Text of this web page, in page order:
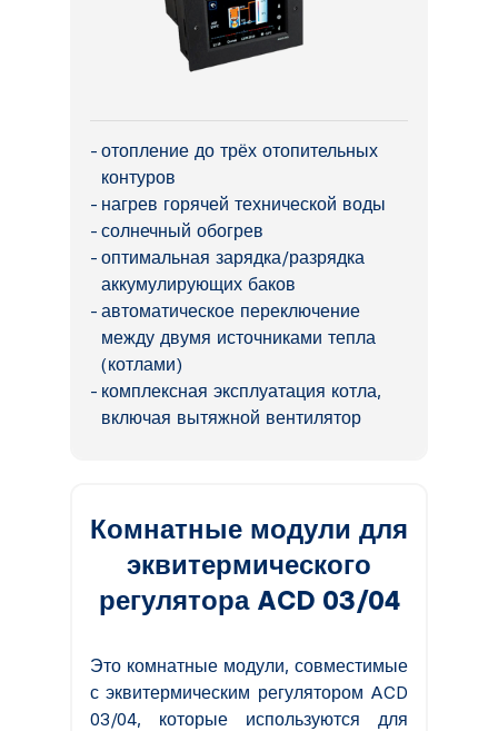
отопление до трёх отопительных
контуров
нагрев горячей технической воды
солнечный обогрев
оптимальная зарядка/разрядка
аккумулирующих баков
автоматическое переключение
между двумя источниками тепла
(котлами)
комплексная эксплуатация котла,
включая вытяжной вентилятор
Комнатные модули для
эквитермического
регулятора ACD 03/04
Это комнатные модули, совместимые
с эквитермическим регулятором ACD
03/04, которые используются для